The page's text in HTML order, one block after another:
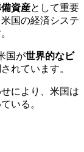
資産として重要
国の経済システ
国が世界的なビ
れています。
により、米国は
いる。